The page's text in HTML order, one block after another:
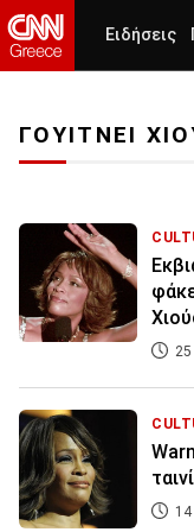
Ειδήσεις
ΓΟΥΙΤΝΕΙ
25